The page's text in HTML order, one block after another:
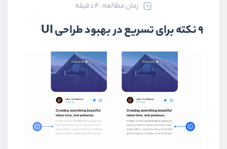
ﺯﻣﺎﻥ ﻣﻄﺎﻟﻌﻪ: 4 دقیقه
۹ نکته برای تسریع در بهبود طراحی UI